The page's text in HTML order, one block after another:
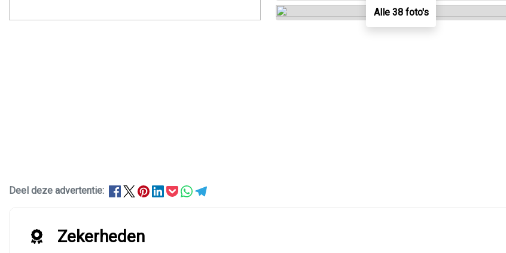
Alle 38 foto's
Deel deze advertentie:
Zekerheden